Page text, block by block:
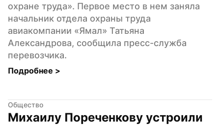
охране труда». Первое место в нем заняла
начальник отдела охраны труда
авиакомпании «Ямал» Татьяна
Александрова, сообщила пресс-служба
перевозчика.
Подробнее >
Общество
Михаилу Пореченкову устроили